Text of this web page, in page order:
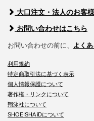
大口注文・法人のお客
お問い合わせはこちら
お問い合わせの前に、 よく
利用規約
特定商取引法に基づく表示
個人情報保護について
著作権・リンクについて
翔泳社について
SHOEISHA iDについて